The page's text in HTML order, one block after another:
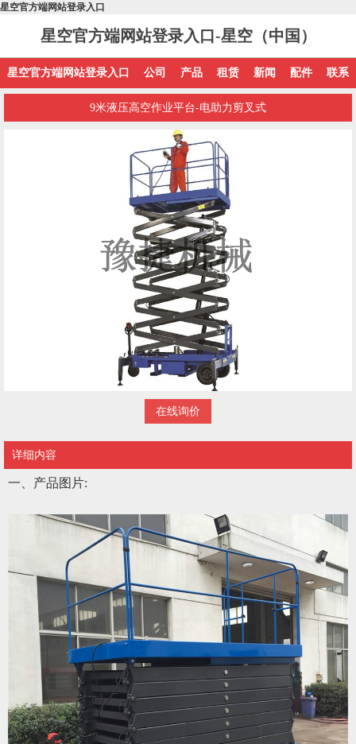
星空官方端网站登录入口
星空官方端网站登录入口-星空（中国）
星空官方端网站登录入口 公司 产品 租赁 新闻 配件 联系
9米液压高空作业平台-电助力剪叉式
在线询价
详细内容
一、产品图片: